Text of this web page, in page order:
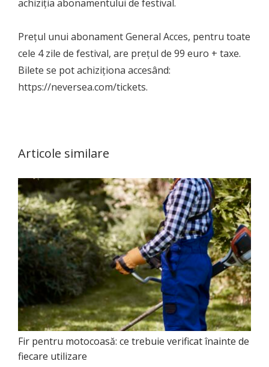
achiziția abonamentului de festival.
Prețul unui abonament General Acces, pentru toate
cele 4 zile de festival, are prețul de 99 euro + taxe.
Bilete se pot achiziționa accesând:
https://neversea.com/tickets.
Articole similare
Fir pentru motocoasă: ce trebuie verificat înainte de
fiecare utilizare